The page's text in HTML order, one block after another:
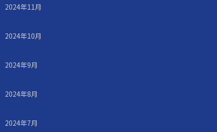
2024年11月
2024年10月
2024年9月
2024年8月
2024年7月